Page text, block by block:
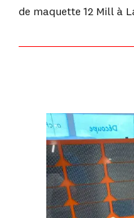
de maquette 12 Mill à